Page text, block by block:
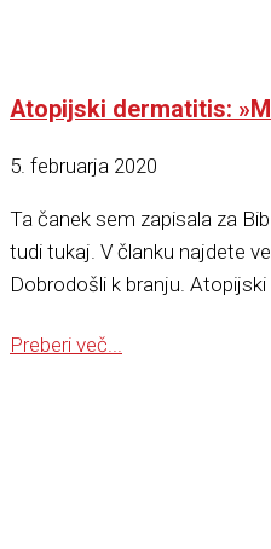
Atopijski dermatitis:
5. februarja 2020
Ta čanek sem zapisala za
tudi tukaj. V članku najdete
Dobrodošli k branju.
Preberi več...